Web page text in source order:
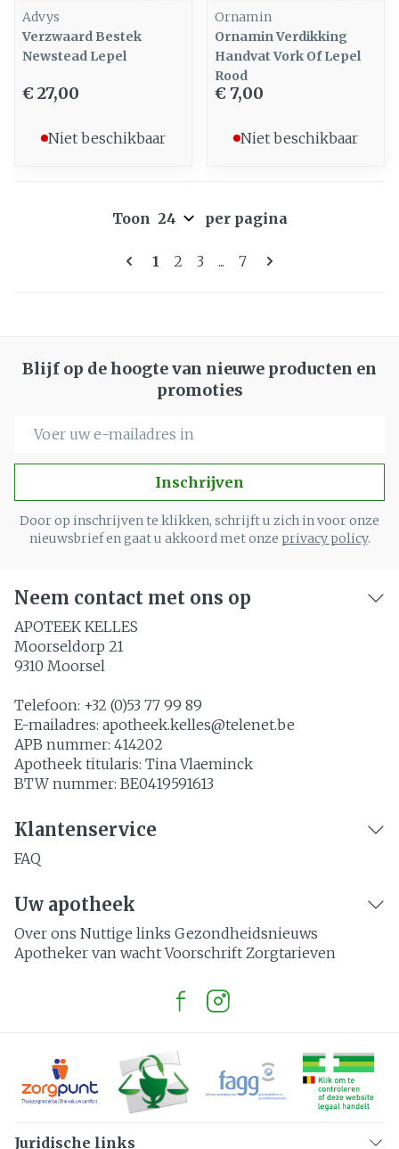
Advys
Verzwaard Bestek
Newstead Lepel
€ 27,00
Niet beschikbaar
Ornamin
Ornamin Verdikking
Handvat Vork Of Lepel
Rood
€ 7,00
Niet beschikbaar
Pagina's
U lees momenteel pagina
1 Pagina
2 Pagina
3 ... Pagina
7
Toon per pagina
Blijf op de hoogte van nieuwe producten en
promoties
Inschrijven
Door op inschrijven te klikken, schrijft u zich in voor onze
nieuwsbrief en gaat u akkoord met onze privacy policy.
Neem contact met ons op
APOTEEK KELLES
Moorseldorp 21
9310 Moorsel
Telefoon: +32 (0)53 77 99 89
E-mailadres: apotheek.kelles@telenet.be
APB nummer: 414202
Apotheek titularis: Tina Vlaeminck
BTW nummer: BE0419591613
Klantenservice
FAQ
Uw apotheek
Over ons Nuttige links Gezondheidsnieuws
Apotheker van wacht Voorschrift Zorgtarieven
Juridische links